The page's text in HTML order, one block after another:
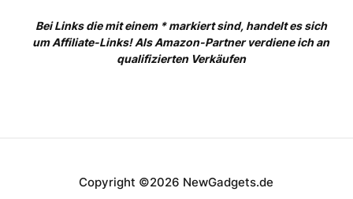
Bei Links die mit einem * markiert sind, handelt es sich
um Affiliate-Links! Als Amazon-Partner verdiene ich an
qualifizierten Verkäufen
Copyright ©2026 NewGadgets.de